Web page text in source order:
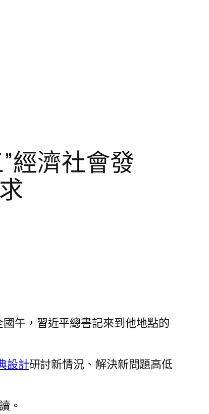
經濟社會發
午，習近平總書記來到他地點的
設計研討新情況、解決新問題高低
。